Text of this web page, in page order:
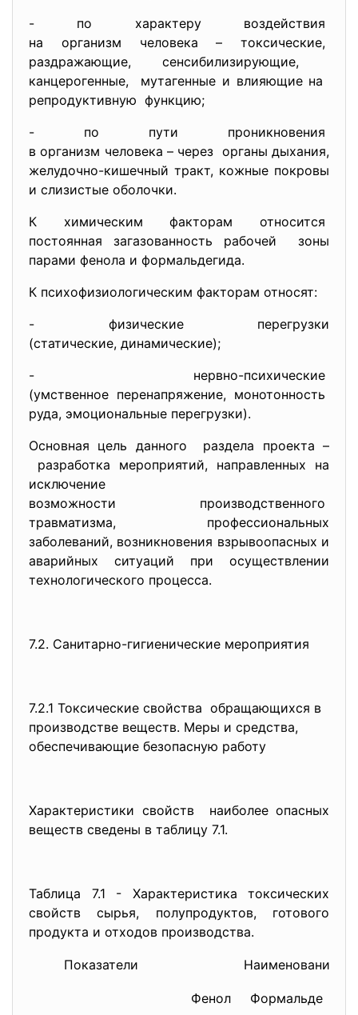
- по характеру воздействия
на организм человека – токсические,
раздражающие, сенсибилизирующие,
канцерогенные, мутагенные и влияющие на
репродуктивную функцию;
- по пути проникновения
в организм человека – через органы дыхания,
желудочно-кишечный тракт, кожные покровы
и слизистые оболочки.
К химическим факторам относится
постоянная загазованность рабочей зоны
парами фенола и формальдегида.
К психофизиологическим факторам относят:
- физические перегрузки
(статические, динамические);
- нервно-психические
(умственное перенапряжение, монотонность
руда, эмоциональные перегрузки).
Основная цель данного раздела проекта –
разработка мероприятий, направленных на
исключение
возможности производственного
травматизма, профессиональных
заболеваний, возникновения взрывоопасных и
аварийных ситуаций при осуществлении
технологического процесса.
7.2. Санитарно-гигиенические мероприятия
7.2.1 Токсические свойства обращающихся в
производстве веществ. Меры и средства,
обеспечивающие безопасную работу
Характеристики свойств наиболее опасных
веществ сведены в таблицу 7.1.
Таблица 7.1 - Характеристика токсических
свойств сырья, полупродуктов, готового
продукта и отходов производства.
Показатели Наименование
Фенол
Формальде